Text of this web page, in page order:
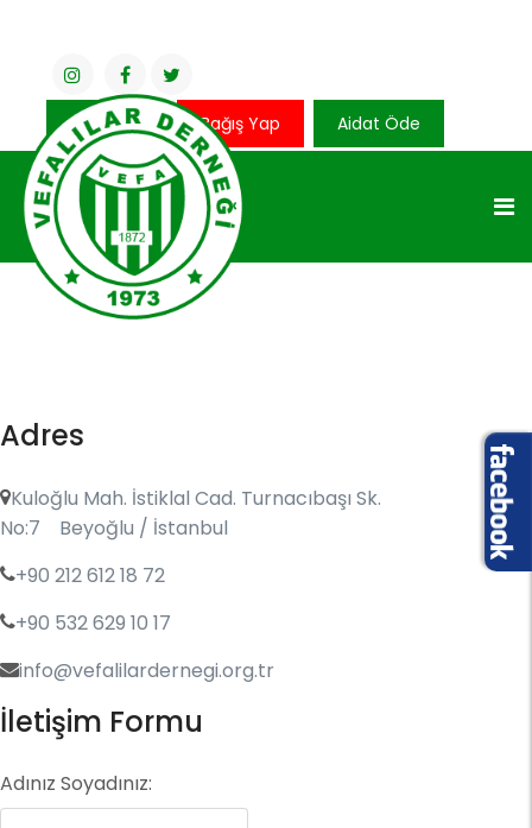
Üye Girişi Bağış Yap Aidat Öde
Adres
Kuloğlu Mah. İstiklal Cad. Turnacıbaşı Sk.
No:7 Beyoğlu / İstanbul
+90 212 612 18 72
+90 532 629 10 17
info@vefalilardernegi.org.tr
İletişim Formu
Adınız Soyadınız: